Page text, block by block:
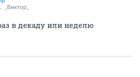
_Виктор_
в декаду или неделю